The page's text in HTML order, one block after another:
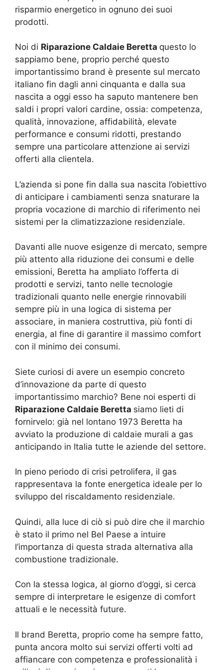
risparmio energetico in ognuno dei suoi
prodotti.
Noi di Riparazione Caldaie Beretta questo lo
sappiamo bene, proprio perché questo
importantissimo brand è presente sul mercato
italiano fin dagli anni cinquanta e dalla sua
nascita a oggi esso ha saputo mantenere ben
saldi i propri valori cardine, ossia: competenza,
qualità, innovazione, affidabilità, elevate
performance e consumi ridotti, prestando
sempre una particolare attenzione ai servizi
offerti alla clientela.
L’azienda si pone fin dalla sua nascita l’obiettivo
di anticipare i cambiamenti senza snaturare la
propria vocazione di marchio di riferimento nei
sistemi per la climatizzazione residenziale.
Davanti alle nuove esigenze di mercato, sempre
più attento alla riduzione dei consumi e delle
emissioni, Beretta ha ampliato l’offerta di
prodotti e servizi, tanto nelle tecnologie
tradizionali quanto nelle energie rinnovabili
sempre più in una logica di sistema per
associare, in maniera costruttiva, più fonti di
energia, al fine di garantire il massimo comfort
con il minimo dei consumi.
Siete curiosi di avere un esempio concreto
d’innovazione da parte di questo
importantissimo marchio? Bene noi esperti di
Riparazione Caldaie Beretta siamo lieti di
fornirvelo: già nel lontano 1973 Beretta ha
avviato la produzione di caldaie murali a gas
anticipando in Italia tutte le aziende del settore.
In pieno periodo di crisi petrolifera, il gas
rappresentava la fonte energetica ideale per lo
sviluppo del riscaldamento residenziale.
Quindi, alla luce di ciò si può dire che il marchio
è stato il primo nel Bel Paese a intuire
l’importanza di questa strada alternativa alla
combustione tradizionale.
Con la stessa logica, al giorno d’oggi, si cerca
sempre di interpretare le esigenze di comfort
attuali e le necessità future.
Il brand Beretta, proprio come ha sempre fatto,
punta ancora molto sui servizi offerti volti ad
affiancare con competenza e professionalità i